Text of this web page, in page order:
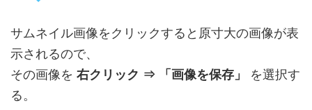
サムネイル画像をクリックすると原寸大の画像が表
示されるので、
その画像を 右クリック ⇒ 「画像を保存」
を選択す
る。